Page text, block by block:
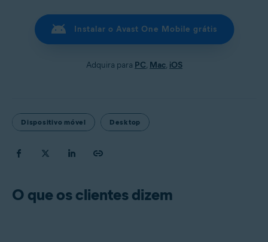
Instalar o Avast One Mobile grátis
Adquira para PC, Mac, iOS
Dispositivo móvel Desktop
O que os clientes dizem